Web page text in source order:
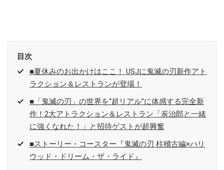
目次
■夏休みのお出かけはここ！ USJに鬼滅の刃新作アト
ラクション＆レストランが登場！
■「鬼滅の刃」の世界を“超リアル”に体感する完全新
作！2大アトラクション＆レストラン「炭治郎と一緒
に強くなれた！」と招待ゲストが超興奮
■ストーリー・コースター『鬼滅の刃 柱稽古編×ハリ
ウッド・ドリーム・ザ・ライド』